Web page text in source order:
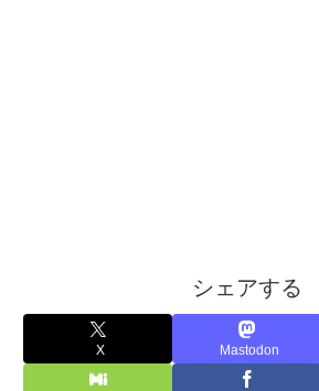
シェアする
X Mastodon